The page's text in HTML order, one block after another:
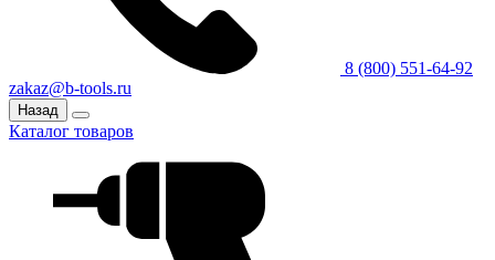
8 (800) 551-64-92
zakaz@b-tools.ru
Назад
Каталог товаров